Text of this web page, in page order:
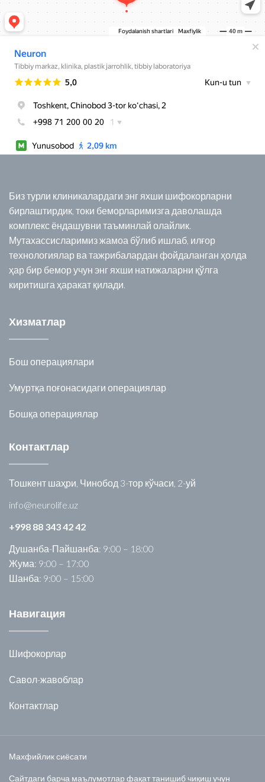
Биз турли клиникалардаги энг яхши шифокорларни
бирлаштирдик, токи беморларимизга даволашда
комплекс ёндашувни таъминлай олайлик.
Мутахассисларимиз жамоа бўлиб ишлаб, илғор
технологиялар ва тажрибалардан фойдаланган ҳолда
ҳар бир бемор учун энг яхши натижаларни қўлга
киритишга ҳаракат қилади.
Хизматлар
Бош операциялари
Умуртқа поғонасидаги операциялар
Бошқа операциялар
Контактлар
Тошкент шаҳри, Чинобод 3-тор кўчаси, 2-уй
info@neurolife.uz
+998 88 343 42 42
Душанба-Пайшанба: 9:00 – 18:00
Жума: 9:00 – 17:00
Шанба: 9:00 – 15:00
Навигация
Шифокорлар
Савол-жавоблар
Контактлар
Махфийлик сиёсати
Сайтдаги барча маълумотлар фақат танишиб чиқиш учун